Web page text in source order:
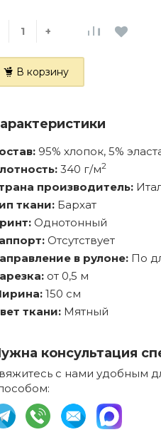
+
В корзину
95% хлопок, 5%
340 г/м2
производитель:
ткани: Бархат
Однотонный
Отсутствует
в рулоне: По
от 0,5 м
150 см
ткани: Мятный
консультация
с нами удобным